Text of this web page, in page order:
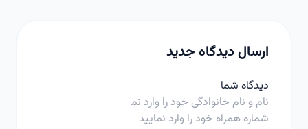
ارسال دیدگاه جدید
دیدگاه شما